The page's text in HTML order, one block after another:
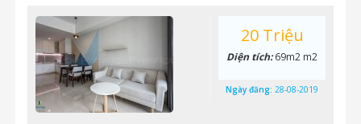
20 Triệu
Diện tích:69m2 m2
Ngày đăng: 28-08-2019